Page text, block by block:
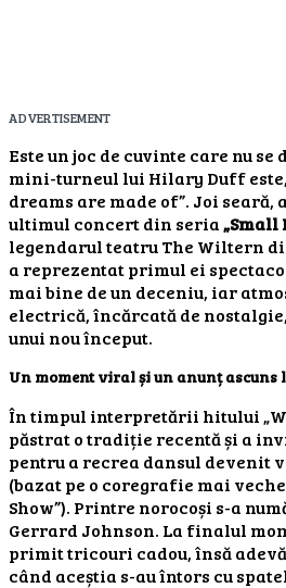
ADVERTISEMENT
Este un joc de cuvinte care nu
mini-turneul lui Hilary Duff
dreams are made of”. Joi seară,
ultimul concert din seria„Small
legendarul teatru The Wiltern
a reprezentat primul ei
mai bine de un deceniu, iar
electrică, încărcată de
unui nou început.
Un moment viral și un anunț ascuns
În timpul interpretării hitului
păstrat o tradiție recentă și a
pentru a recrea dansul devenit
(bazat pe o coregrafie mai
Show”). Printre norocoși s-a
Gerrard Johnson. La finalul
primit tricouri cadou, însă
când aceștia s-au întors cu